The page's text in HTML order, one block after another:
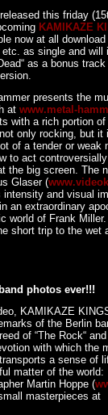
this friday
KAMIKAZE
now at all
etc. as single and will
as a bonus
presents the
at www.metal-
with a rich portion of
only rocking, but
of a tender or weak
to act
the big screen. The
Glaser (
and visual
an extraordinary
world of Frank
short trip to the wet
photos ever!!!
KAMIKAZE
of the Berlin
of “The Rock“ and
with which the
a sense of
matter of the world:
Martin Hoppe (
masterpieces at